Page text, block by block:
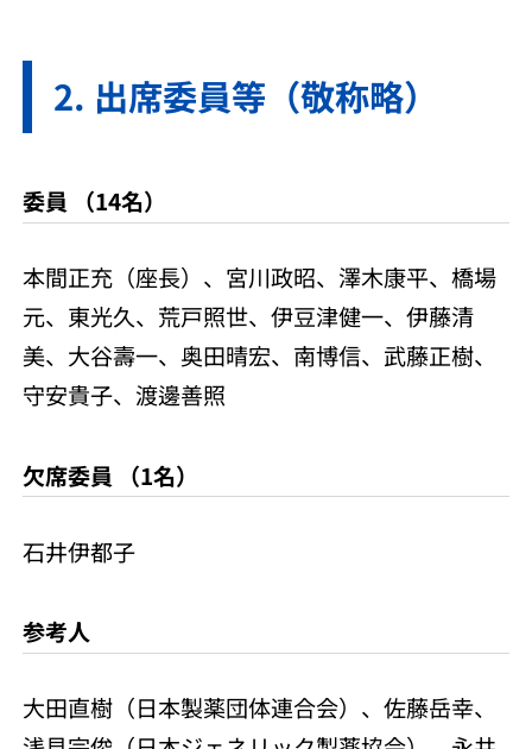
出席委員等（敬称略）
委員 （14名）
本間正充（座長）、宮川政昭、澤木康平、橋場
元、東光久、荒戸照世、伊豆津健一、伊藤清
美、大谷壽一、奥田晴宏、南博信、武藤正樹、
守安貴子、渡邊善照
欠席委員 （1名）
石井伊都子
参考人
大田直樹（日本製薬団体連合会）、佐藤岳幸、